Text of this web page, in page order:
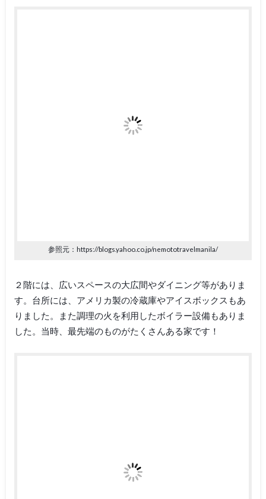
参照元：https://blogs.yahoo.co.jp/nemototravelmanila/
２階には、広いスペースの大広間やダイニング等がありま
す。台所には、アメリカ製の冷蔵庫やアイスボックスもあ
りました。また調理の火を利用したボイラー設備もありま
した。当時、最先端のものがたくさんある家です！